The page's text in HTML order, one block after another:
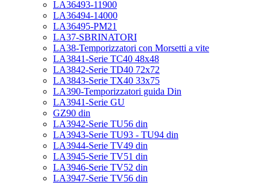
LA36493-11900
LA36494-14000
LA36495-PM21
LA37-SBRINATORI
LA38-Temporizzatori con Morsetti a vite
LA3841-Serie TC40 48x48
LA3842-Serie TD40 72x72
LA3843-Serie TX40 33x75
LA390-Temporizzatori guida Din
LA3941-Serie GU
GZ90 din
LA3942-Serie TU56 din
LA3943-Serie TU93 - TU94 din
LA3944-Serie TV49 din
LA3945-Serie TV51 din
LA3946-Serie TV52 din
LA3947-Serie TV56 din